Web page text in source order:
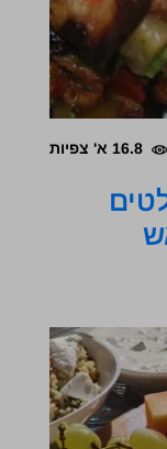
16.8 א' צפיות
– 4 סלטים